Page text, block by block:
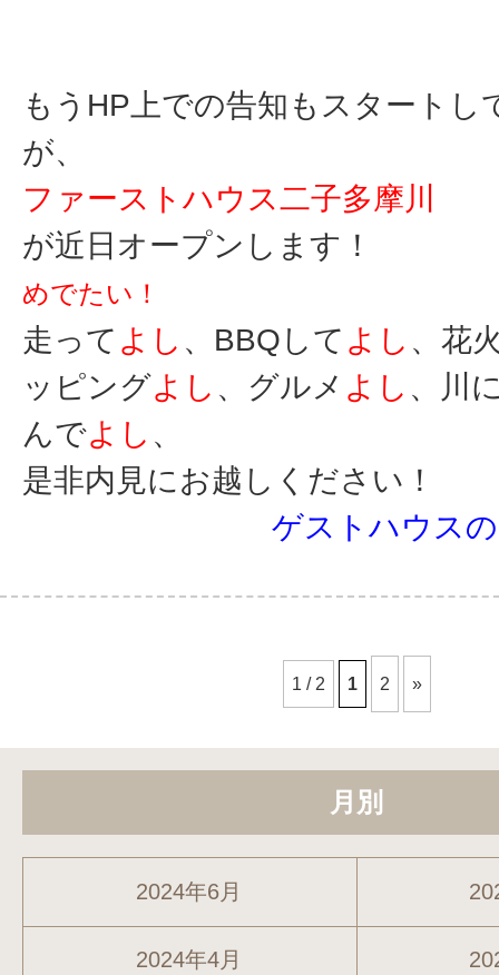
もうHP上での告知もスタートし
が、
ファーストハウス二子多摩川
が近日オープンします！
めでたい！
走って よし 、BBQして よし 、花
ッピングよし 、グルメ よし 、川
んでよし 、
是非内見にお越しください！
ゲストハウス
1 / 2 1 2 »
月別
2024年6月
2024年4月